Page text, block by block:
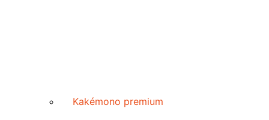
Kakémono premium